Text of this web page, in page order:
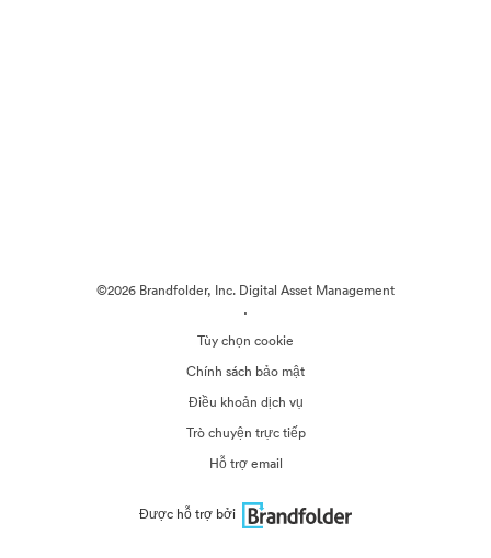
©2026 Brandfolder, Inc. Digital Asset Management
·
Tùy chọn cookie
Chính sách bảo mật
Điều khoản dịch vụ
Trò chuyện trực tiếp
Hỗ trợ email
Được hỗ trợ bởi